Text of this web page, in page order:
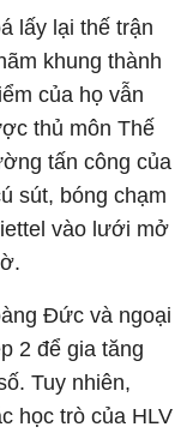
lấy lại thế trận
khung thành
của họ vẫn
thủ môn Thế
tấn công của
sút, bóng chạm
vào lưới mở
Đức và ngoại
2 để gia tăng
Tuy nhiên,
học trò của HLV